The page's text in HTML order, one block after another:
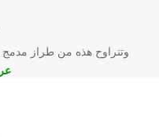
وتتراوح هذه من طراز مدمج